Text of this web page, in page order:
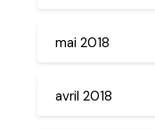
mai 2018
avril 2018